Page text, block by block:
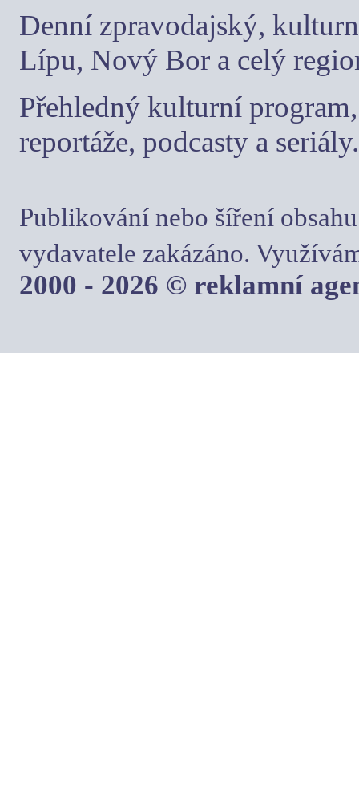
Denní zpravodajský,
Lípu, Nový Bor a celý
Přehledný kulturní
reportáže, podcasty a seriály.
Publikování nebo šíření
vydavatele zakázáno.
2000 - 2026 © reklamní